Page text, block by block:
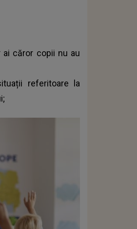
ai căror copii nu au
referitoare la